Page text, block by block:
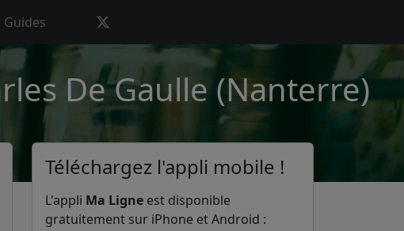
Guides
De Gaulle (Nanterre)
Téléchargez l'appli mobile !
L'appli Ma Ligne est disponible
gratuitement sur iPhone et Android :